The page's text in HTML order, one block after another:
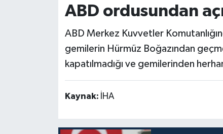
ABD ordusundan
ABD Merkez Kuvvetler
gemilerin Hürmüz Boğazından
kapatılmadığı ve gemilerinden
Kaynak: İHA